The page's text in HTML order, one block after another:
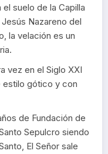
suelo de la Capilla
Nazareno del
la velación es un
vez en el Siglo XXI
estilo gótico y con
de Fundación de
Sepulcro siendo
El Señor sale